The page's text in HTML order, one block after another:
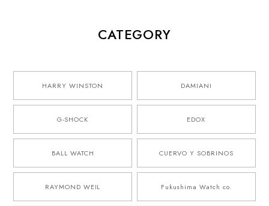
CATEGORY
HARRY WINSTON DAMIANI
G-SHOCK EDOX
BALL WATCH CUERVO Y SOBRINOS
RAYMOND WEIL Fukushima Watch co.